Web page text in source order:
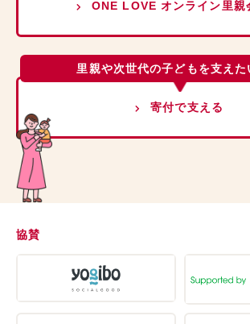
ONE LOVE オンライン里親
里親や次世代の子どもを支えた
寄付で支える
協賛